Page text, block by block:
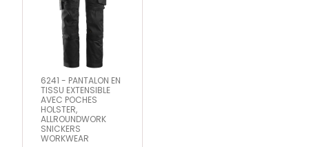
6241 - PANTALON EN
TISSU EXTENSIBLE
AVEC POCHES
HOLSTER,
ALLROUNDWORK
SNICKERS
WORKWEAR